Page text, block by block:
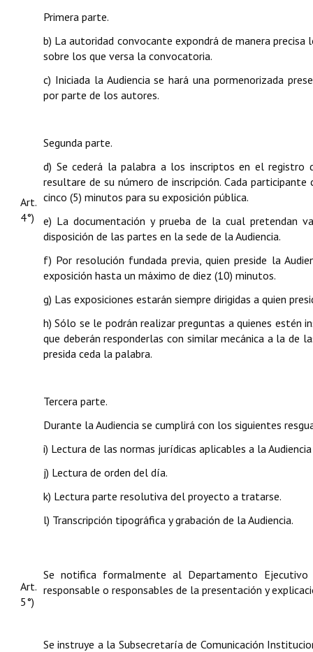
Art.
4°)
Primera parte.
b) La autoridad convocante expondrá de manera
sobre los que versa la convocatoria.
c) Iniciada la Audiencia se hará una pormenorizada
por parte de los autores.
Segunda parte.
d) Se cederá la palabra a los inscriptos en el registro
resultare de su número de inscripción. Cada
cinco (5) minutos para su exposición pública.
e) La documentación y prueba de la cual pretendan
disposición de las partes en la sede de la Audiencia.
f) Por resolución fundada previa, quien preside la
exposición hasta un máximo de diez (10) minutos.
g) Las exposiciones estarán siempre dirigidas a quien
h) Sólo se le podrán realizar preguntas a quienes estén
que deberán responderlas con similar mecánica a la de
presida ceda la palabra.
Tercera parte.
Durante la Audiencia se cumplirá con los siguientes
i) Lectura de las normas jurídicas aplicables a la
j) Lectura de orden del día.
k) Lectura parte resolutiva del proyecto a tratarse.
l) Transcripción tipográfica y grabación de la Audiencia.
Art.
5°)
Se notifica formalmente al Departamento
responsable o responsables de la presentación y
Se instruye a la Subsecretaría de Comunicación